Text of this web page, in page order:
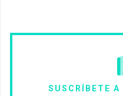
SUSCRÍBETE A